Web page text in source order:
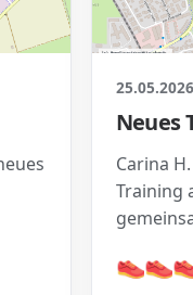
25.05.2026
Neues
Carina
Training
👟
👟👟
👟